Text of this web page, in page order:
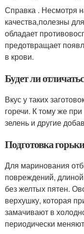
Справка . Несмотря
качества,полезны
обладает
предотвращает
в крови.
Будет ли
Вкус у таких
горечи. К тому же
зелень и другие
Подготовка
Для маринования
повреждений,
без желтых пятен.
верхушку, которая
замачивают в
периодически